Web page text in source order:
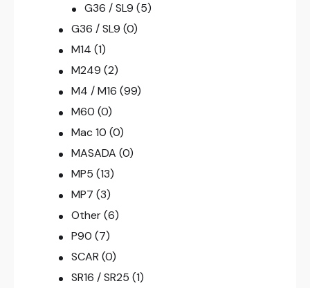
G36 / SL9 (5)
G36 / SL9 (0)
M14 (1)
M249 (2)
M4 / M16 (99)
M60 (0)
Mac 10 (0)
MASADA (0)
MP5 (13)
MP7 (3)
Other (6)
P90 (7)
SCAR (0)
SR16 / SR25 (1)